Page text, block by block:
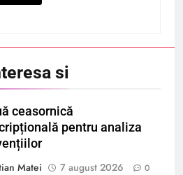
si
ceasornică
pentru analiza
Matei
7 august 2026 0